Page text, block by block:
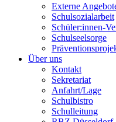
Externe
Schulsozialarbeit
Schüler:innen-
Schulseelsorge
Über uns
Kontakt
Sekretariat
Anfahrt/Lage
Schulbistro
Schulleitung